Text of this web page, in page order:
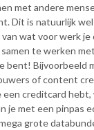
met andere
Dit is natuurlijk
wat voor werk je
samen te werken
bent! Bijvoorbeeld
of content
een creditcard hebt,
je met een pinpas
grote